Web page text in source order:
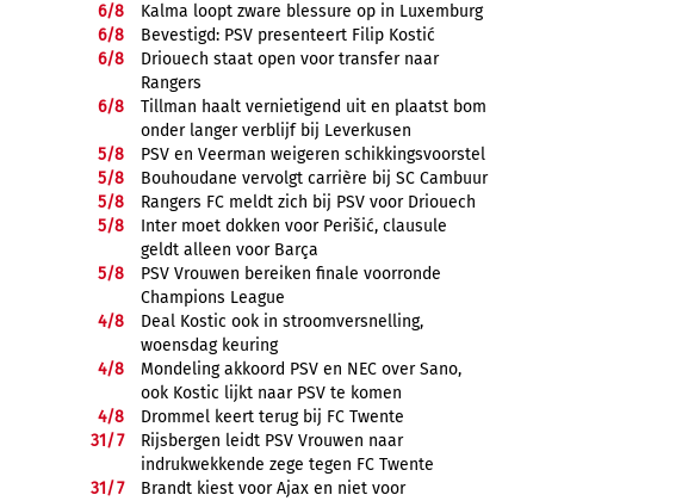
6/8
Kalma loopt zware blessure op in Luxemburg
6/8
Bevestigd: PSV presenteert Filip Kostić
6/8
Driouech staat open voor transfer naar
Rangers
6/8
Tillman haalt vernietigend uit en plaatst bom
onder langer verblijf bij Leverkusen
5/8
PSV en Veerman weigeren schikkingsvoorstel
5/8
Bouhoudane vervolgt carrière bij SC Cambuur
5/8
Rangers FC meldt zich bij PSV voor Driouech
5/8
Inter moet dokken voor Perišić, clausule
geldt alleen voor Barça
5/8
PSV Vrouwen bereiken finale voorronde
Champions League
4/8
Deal Kostic ook in stroomversnelling,
woensdag keuring
4/8
Mondeling akkoord PSV en NEC over Sano,
ook Kostic lijkt naar PSV te komen
4/8
Drommel keert terug bij FC Twente
31/7
Rijsbergen leidt PSV Vrouwen naar
indrukwekkende zege tegen FC Twente
31/7
Brandt kiest voor Ajax en niet voor